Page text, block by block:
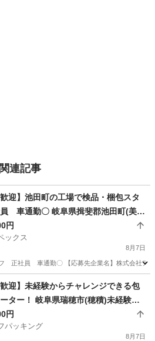
連記事
歓迎】池田町の工場で検品・梱包スタ
車通勤〇 岐阜県揖斐郡池田町(美濃
の工場で検品・梱包スタッフ 正社
円
ックス
8月7日
正社員 車通勤〇 【応募先企業名】株式会社ア
未経験
歓迎】未経験からチャレンジできる包
ター！ 岐阜県瑞穂市(穂積)未経験か
できる包装機オペレーター！
円
パッキング
8月7日